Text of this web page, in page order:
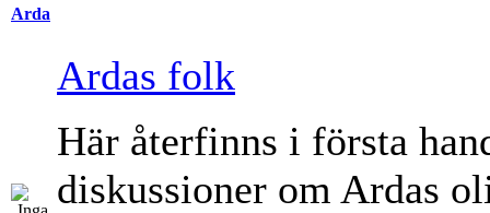
Arda
Ardas folk
Här återfinns i första
diskussioner om Ardas